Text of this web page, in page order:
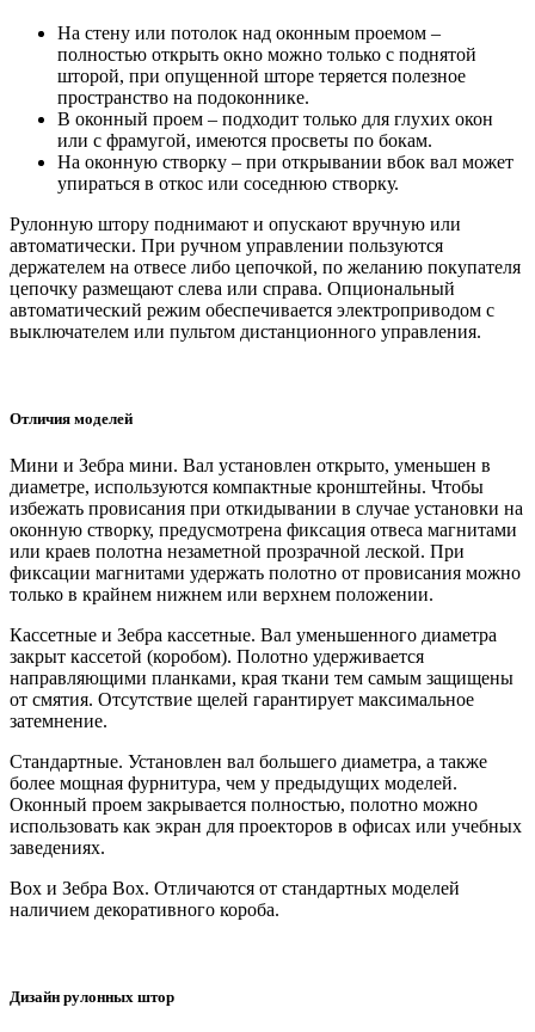
На стену или потолок над оконным проемом –
полностью открыть окно можно только с поднятой
шторой, при опущенной шторе теряется полезное
пространство на подоконнике.
В оконный проем – подходит только для глухих окон
или с фрамугой, имеются просветы по бокам.
На оконную створку – при открывании вбок вал может
упираться в откос или соседнюю створку.
Рулонную штору поднимают и опускают вручную или
автоматически. При ручном управлении пользуются
держателем на отвесе либо цепочкой, по желанию покупателя
цепочку размещают слева или справа. Опциональный
автоматический режим обеспечивается электроприводом с
выключателем или пультом дистанционного управления.
Отличия моделей
Мини и Зебра мини. Вал установлен открыто, уменьшен в
диаметре, используются компактные кронштейны. Чтобы
избежать провисания при откидывании в случае установки на
оконную створку, предусмотрена фиксация отвеса магнитами
или краев полотна незаметной прозрачной леской. При
фиксации магнитами удержать полотно от провисания можно
только в крайнем нижнем или верхнем положении.
Кассетные и Зебра кассетные. Вал уменьшенного диаметра
закрыт кассетой (коробом). Полотно удерживается
направляющими планками, края ткани тем самым защищены
от смятия. Отсутствие щелей гарантирует максимальное
затемнение.
Стандартные. Установлен вал большего диаметра, а также
более мощная фурнитура, чем у предыдущих моделей.
Оконный проем закрывается полностью, полотно можно
использовать как экран для проекторов в офисах или учебных
заведениях.
Box и Зебра Box. Отличаются от стандартных моделей
наличием декоративного короба.
Дизайн рулонных штор